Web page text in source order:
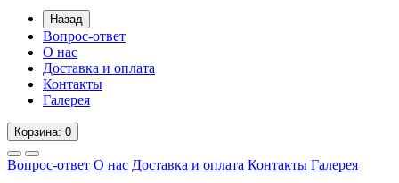
Назад
Вопрос-ответ
О нас
Доставка и оплата
Контакты
Галерея
Корзина: 0
Вопрос-ответ О нас Доставка и оплата Контакты Галерея